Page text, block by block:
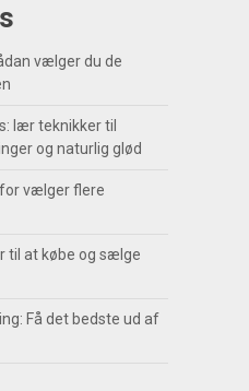
vælger du de
lær teknikker til
og naturlig glød
vælger flere
til at købe og sælge
Få det bedste ud af